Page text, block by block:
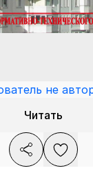
не
Читать